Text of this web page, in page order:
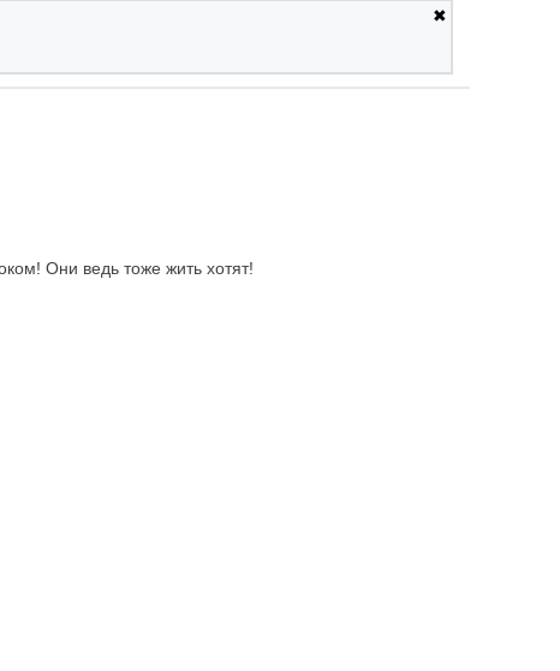
✖
Они ведь тоже жить хотят!